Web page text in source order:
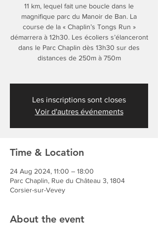
11 km, lequel fait une boucle dans le
magnifique parc du Manoir de Ban. La
course de la « Chaplin’s Tongs Run »
démarrera à 12h30. Les écoliers s’élanceront
dans le Parc Chaplin dès 13h30 sur des
distances de 250m à 750m
Les inscriptions sont closes
Voir d'autres événements
Time & Location
24 Aug 2024, 11:00 – 18:00
Parc Chaplin, Rue du Château 3, 1804
Corsier-sur-Vevey
About the event